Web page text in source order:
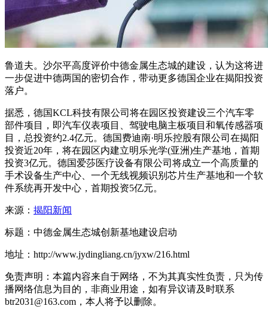
鲁道夫。沙尔平高度评价中德金属生态城的建设，认为这将进
一步促进中德两国的密切合作，带动更多德国企业在揭阳投资
落户。
据悉，德国KCL科技有限公司将在园区投资建设三个汽车零
部件项目，即汽车仪表项目、驾驶电脑主板项目和氧传感器项
目，总投资约2.4亿元。德国费迪南·明乐控股有限公司在揭阳
投资近20年，将在园区内建立明乐光学(亚洲)生产基地，首期
投资3亿元。德国爱莎医疗设备有限公司将成立一个高质量的
手术设备生产中心、一个无线视频识别芯片生产基地和一个软
件系统再开发中心，首期投资5亿元。
来源： 揭阳新闻
标题：中德金属生态城创新基地建设启动
地址：http://www.jydingliang.cn/jyxw/216.html
免责声明：本篇内容来自于网络，不为其真实性负责，只为传
播网络信息为目的，非商业用途，如有异议请及时联系
btr2031@163.com，本人将予以删除。